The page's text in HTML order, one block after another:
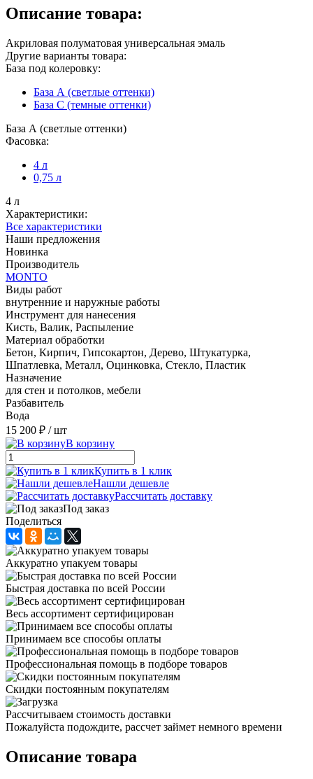
Описание товара:
Акриловая полуматовая универсальная эмаль
Другие варианты товара:
База под колеровку:
База А (светлые оттенки)
База С (темные оттенки)
База А (светлые оттенки)
Фасовка:
4 л
0,75 л
4 л
Характеристики:
Все характеристики
Наши предложения
Новинка
Производитель
MONTO
Виды работ
внутренние и наружные работы
Инструмент для нанесения
Кисть, Валик, Распыление
Материал обработки
Бетон, Кирпич, Гипсокартон, Дерево, Штукатурка,
Шпатлевка, Металл, Оцинковка, Стекло, Пластик
Назначение
для стен и потолков, мебели
Разбавитель
Вода
15 200 ₽ / шт
В корзину
Купить в 1 клик
Нашли дешевле
Рассчитать доставку
Под заказ
Поделиться
Аккуратно упакуем товары
Быстрая доставка по всей России
Весь ассортимент сертифицирован
Принимаем все способы оплаты
Профессиональная помощь в подборе товаров
Скидки постоянным покупателям
Рассчитываем стоимость доставки
Пожалуйста подождите, рассчет займет немного времени
Описание товара